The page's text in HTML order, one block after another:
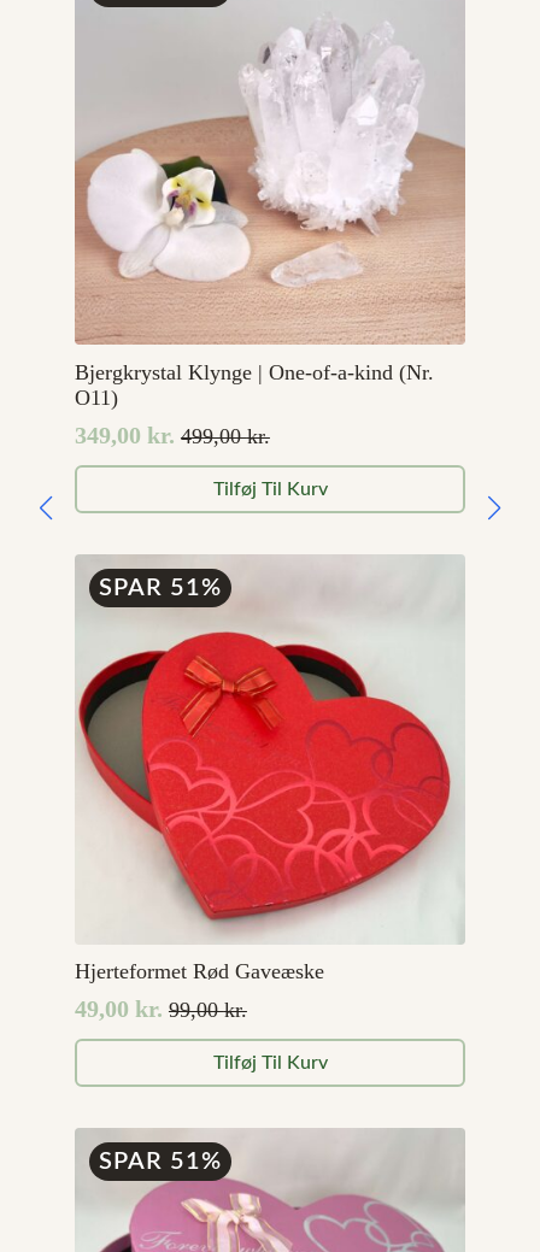
Bjergkrystal Klynge | One-of-a-kind (Nr.
O11)
499,00kr.
Den
oprindelige
pris
499,00 kr..
349,00 kr.
Den
aktuelle
pris
349,00 kr..
Tilføj Til Kurv
SPAR 51%
Hjerteformet Rød Gaveæske
99,00kr.
Den
oprindelige
pris
99,00 kr..
49,00 kr.
Den
aktuelle
pris
49,00 kr..
Tilføj Til Kurv
SPAR 51%